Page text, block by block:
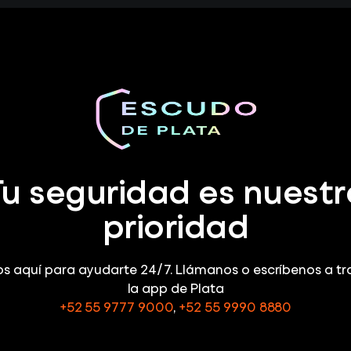
seguridad es
prioridad
aquí para ayudarte 24/7. Llámanos o escríbenos a
la app de Plata
+52 55 9777 9000, +52 55 9990 8880